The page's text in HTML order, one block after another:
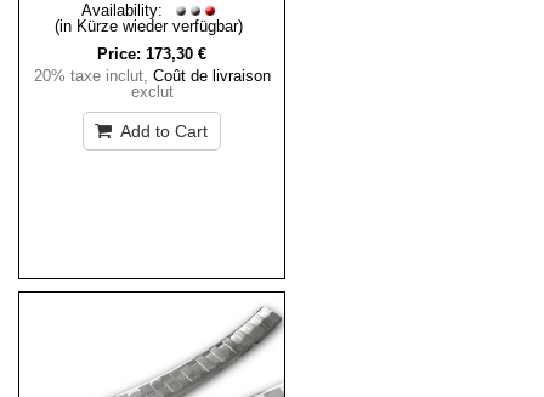
Availability:
(in Kürze wieder verfügbar)
Price: 173,30 €
20% taxe inclut, Coût de livraison
exclut
Add to Cart